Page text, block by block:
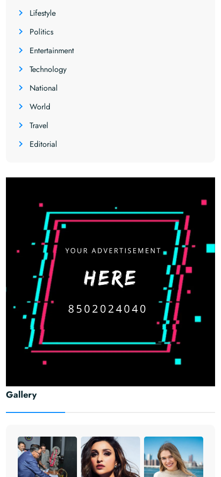
Lifestyle
Politics
Entertainment
Technology
National
World
Travel
Editorial
Gallery